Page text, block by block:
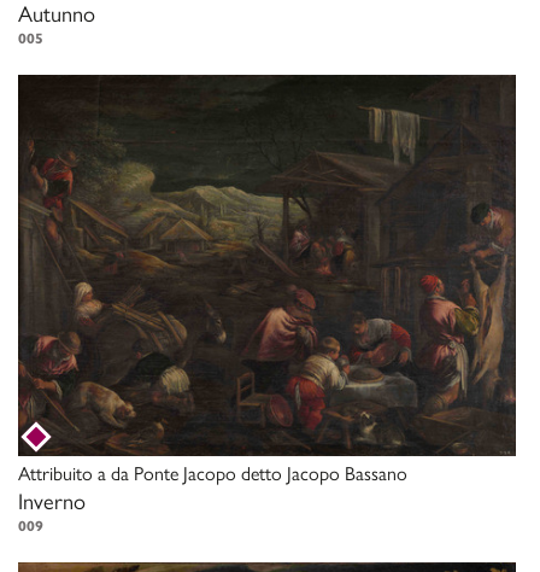
Autunno
005
Attribuito a da Ponte Jacopo detto Jacopo Bassano
Inverno
009